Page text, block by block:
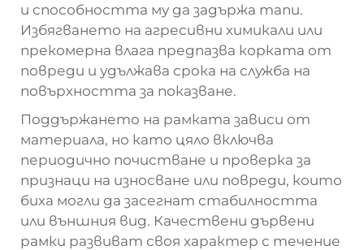
и способността му да задържа тапи.
Избягването на агресивни химикали или
прекомерна влага предпазва корката от
повреди и удължава срока на служба на
повърхността за показване.
Поддържането на рамката зависи от
материала, но като цяло включва
периодично почистване и проверка за
признаци на износване или повреди, които
биха могли да засегнат стабилността
или външния вид. Качествени дървени
рамки развиват своя характер с течение